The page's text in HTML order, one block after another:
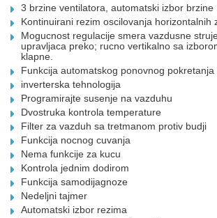
3 brzine ventilatora, automatski izbor brzine
Kontinuirani rezim oscilovanja horizontalnih
Mogucnost regulacije smera vazdusne
upravljaca preko; rucno vertikalno sa
klapne.
Funkcija automatskog ponovnog pokretanja
inverterska tehnologija
Programirajte susenje na vazduhu
Dvostruka kontrola temperature
Filter za vazduh sa tretmanom protiv budji
Funkcija nocnog cuvanja
Nema funkcije za kucu
Kontrola jednim dodirom
Funkcija samodijagnoze
Nedeljni tajmer
Automatski izbor rezima